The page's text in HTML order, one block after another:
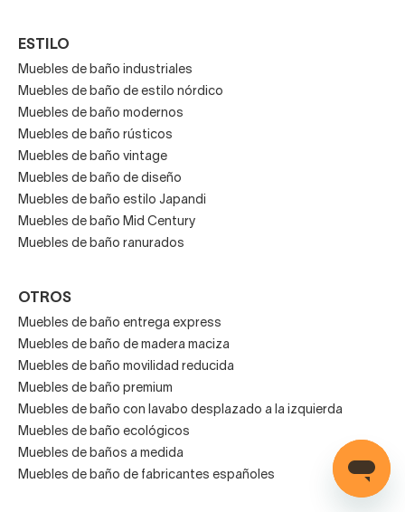
ESTILO
Muebles de baño industriales
Muebles de baño de estilo nórdico
Muebles de baño modernos
Muebles de baño rústicos
Muebles de baño vintage
Muebles de baño de diseño
Muebles de baño estilo Japandi
Muebles de baño Mid Century
Muebles de baño ranurados
OTROS
Muebles de baño entrega express
Muebles de baño de madera maciza
Muebles de baño movilidad reducida
Muebles de baño premium
Muebles de baño con lavabo desplazado a la izquierda
Muebles de baño ecológicos
Muebles de baños a medida
Muebles de baño de fabricantes españoles